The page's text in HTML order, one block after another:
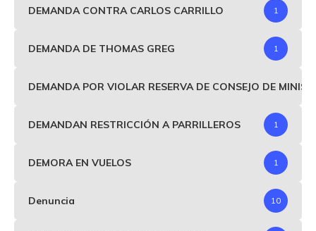
DEMANDA CONTRA CARLOS CARRILLO 1
DEMANDA DE THOMAS GREG 1
DEMANDA POR VIOLAR RESERVA DE CONSEJO DE
DEMANDAN RESTRICCIÓN A PARRILLEROS 1
DEMORA EN VUELOS 1
Denuncia 10